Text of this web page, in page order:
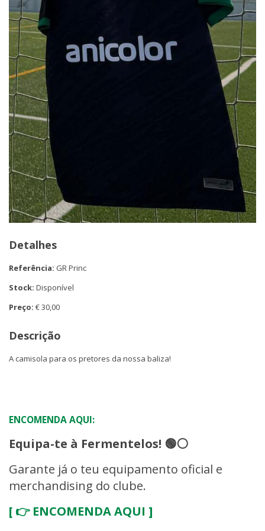
Detalhes
Referência: GR Princ
Stock: Disponível
Preço: € 30,00
Descrição
A camisola para os pretores da nossa baliza!
ENCOMENDA AQUI:
Equipa-te à Fermentelos! 🟢⚪
Garante já o teu equipamento oficial e
merchandising do clube.
[ 👉 ENCOMENDA AQUI ]